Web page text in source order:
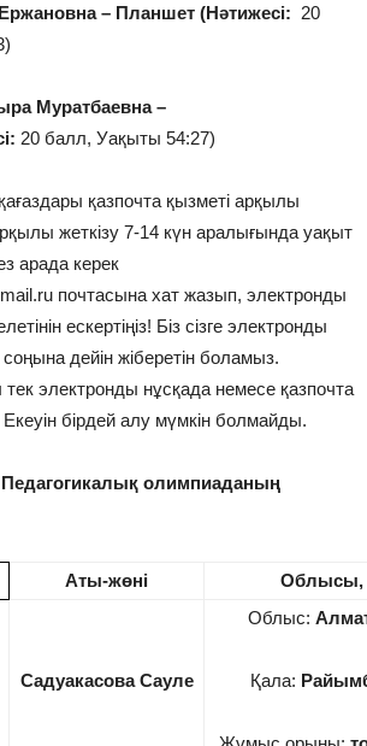
– Планшет (Нәтижесі: 20
Муратбаевна–
20 балл, Уақыты 54:27)
қазпочта қызметі арқылы
жеткізу 7-14 күн аралығында уақыт
арада керек
почтасына хат жазып, электронды
ескертіңіз! Біз сізге электронды
дейін жіберетін боламыз.
электронды нұсқада немесе қазпочта
бірдей алу мүмкін болмайды.
олимпиаданың
Аты-жөні Облысы,
Садуакасова Сауле
Облыс:
Қала: